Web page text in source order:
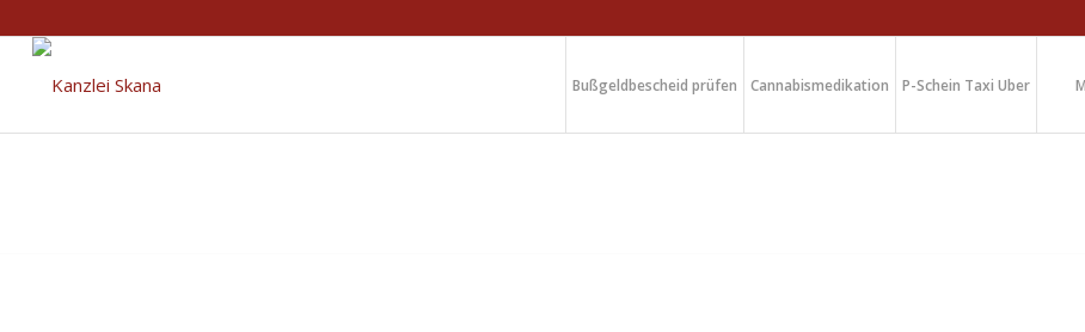
Bußgeldbescheid prüfen Cannabismedikation P-Schein Taxi Uber